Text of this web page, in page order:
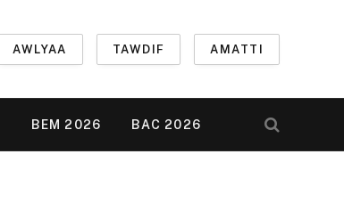
AWLYAA TAWDIF AMATTI
BEM 2026 BAC 2026